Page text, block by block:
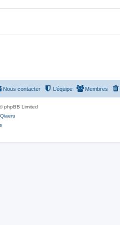
Membres
L’équipe
Nous contacter
phpBB Limited
Qiaeru